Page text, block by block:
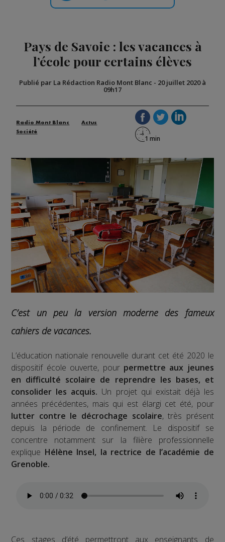
Pays de Savoie : les vacances à
l’école pour certains élèves
Publié par La Rédaction Radio Mont Blanc - 20 juillet 2020 à
09h17
Radio Mont Blanc
Actus
Société
C’est un peu la version moderne des fameux
cahiers de vacances.
L’éducation nationale renouvelle durant cet été 2020 le
dispositif école ouverte, pour permettre aux jeunes
en difficulté scolaire de reprendre les bases, et
consolider les acquis. Un projet qui existait déjà les
années précédentes, mais qui est élargi cet été, pour
lutter contre le décrochage scolaire, très présent
depuis la période de confinement. Le dispositif se
concentre notamment sur la filière professionnelle
explique Hélène Insel, la rectrice de l’académie de
Grenoble.
Ces stages d’été permettront aux enseignants de